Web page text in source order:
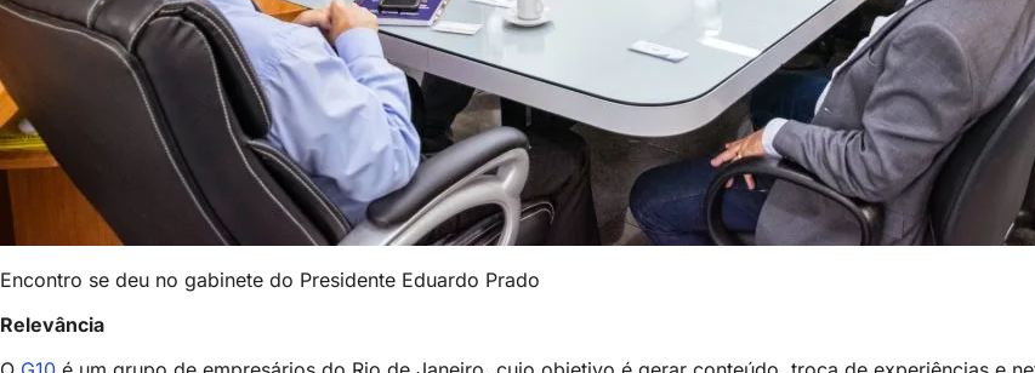
Encontro se deu no gabinete do Presidente Eduardo Prado
Relevância